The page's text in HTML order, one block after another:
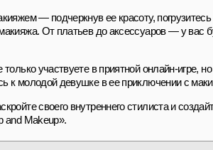
— подчеркнув ее красоту,
От платьев до аксессуаров — у
участвуете в приятной онлайн-игре,
к молодой девушке в ее приключении с
своего внутреннего стилиста и
and Makeup».